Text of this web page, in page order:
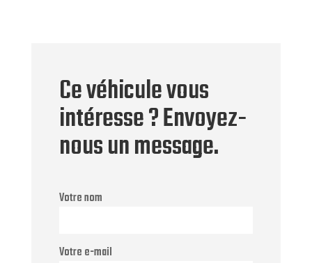
Ce véhicule vous
intéresse ? Envoyez-
nous un message.
Votre nom
Votre e-mail